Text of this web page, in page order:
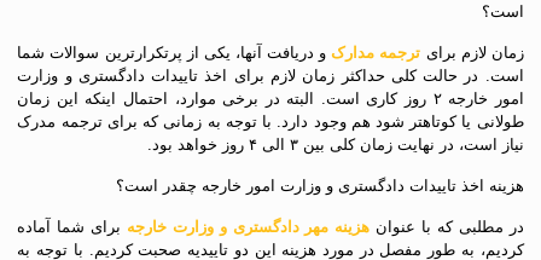
است؟
زمان لازم برای ترجمه مدارکو دریافت آنها، یکی از پرتکرارترین سوالات شما
است. در حالت کلی حداکثر زمان لازم برای اخذ تاییدات دادگستری و وزارت
امور خارجه ۲ روز کاری است. البته در برخی موارد، احتمال اینکه این زمان
طولانی یا کوتاهتر شود هم وجود دارد. با توجه به زمانی که برای ترجمه مدرک
نیاز است، در نهایت زمان کلی بین ۳ الی ۴ روز خواهد بود.
هزینه اخذ تاییدات دادگستری و وزارت امور خارجه چقدر است؟
در مطلبی که با عنوان هزینه مهر دادگستری و وزارت خارجه برای شما آماده
کردیم، به طور مفصل در مورد هزینه این دو تاییدیه صحبت کردیم. با توجه به